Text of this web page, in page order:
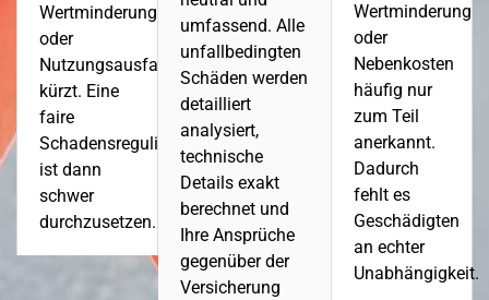
Wertminderung
oder
Nutzungsausfall
kürzt. Eine
faire
Schadensregulierung
ist dann
schwer
durchzusetzen.
umfassend. Alle
unfallbedingten
Schäden werden
detailliert
analysiert,
technische
Details exakt
berechnet und
Ihre Ansprüche
gegenüber der
Versicherung
Wertminderung
oder
Nebenkosten
häufig nur
zum Teil
anerkannt.
Dadurch
fehlt es
Geschädigten
an echter
Unabhängigkeit.